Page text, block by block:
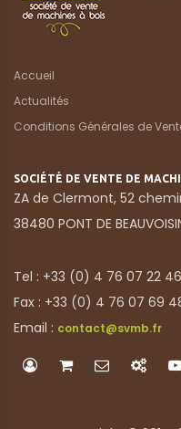
Accueil
Actualités
Conditions Générales de
SOCIÉTÉ DE VENTE DE
ZA de Clermont, 52
38480 PONT DE
Tel : +33 (0) 4 76 07 22 46
Fax : +33 (0) 4 76 07 69
Email : contact@svmb.fr